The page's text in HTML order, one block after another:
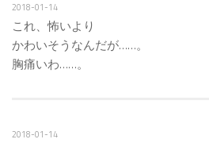
2018-01-14
これ、怖いより
かわいそうなんだが……。
胸痛いわ……。
2018-01-14